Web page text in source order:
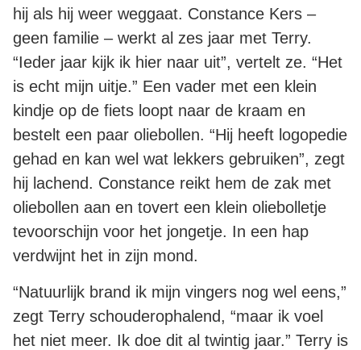
hij als hij weer weggaat. Constance Kers –
geen familie – werkt al zes jaar met Terry.
“Ieder jaar kijk ik hier naar uit”, vertelt ze. “Het
is echt mijn uitje.” Een vader met een klein
kindje op de fiets loopt naar de kraam en
bestelt een paar oliebollen. “Hij heeft logopedie
gehad en kan wel wat lekkers gebruiken”, zegt
hij lachend. Constance reikt hem de zak met
oliebollen aan en tovert een klein oliebolletje
tevoorschijn voor het jongetje. In een hap
verdwijnt het in zijn mond.
“Natuurlijk brand ik mijn vingers nog wel eens,”
zegt Terry schouderophalend, “maar ik voel
het niet meer. Ik doe dit al twintig jaar.” Terry is